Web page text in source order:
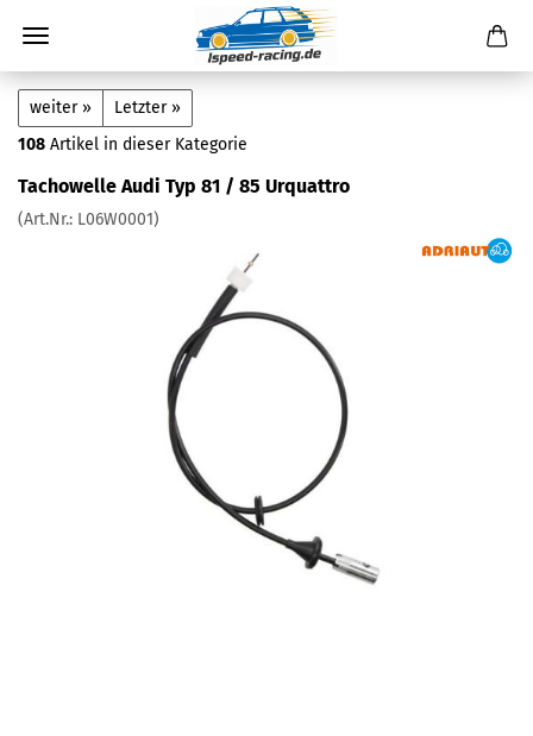
weiter »
Letzter »
108 Artikel in dieser Kategorie
Tachowelle Audi Typ 81 / 85 Urquattro
(Art.Nr.: L06W0001)